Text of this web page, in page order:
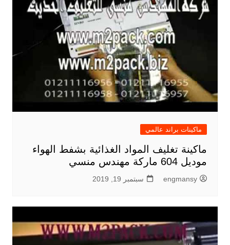
ماكينات براند عالمي
ماكينة تغليف المواد الغذائية بشفط الهواء
موديل 604 ماركة مهندس منسي
engmansy سبتمبر 19, 2019